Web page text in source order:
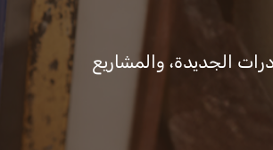
الجديدة، والمشاريع